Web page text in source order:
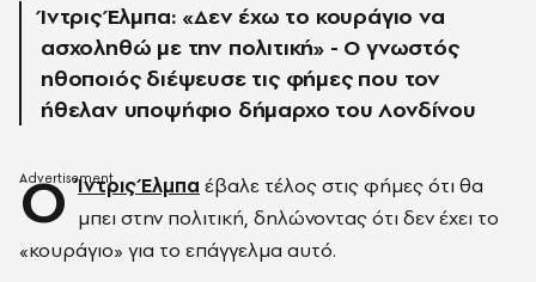
Ίντρις Έλμπα: «Δεν έχω το κουράγιο να
ασχοληθώ με την πολιτική» - Ο γνωστός
ηθοποιός διέψευσε τις φήμες που τον
ήθελαν υποψήφιο δήμαρχο του Λονδίνου
Ο Ίντρις Έλμπα έβαλε τέλος στις φήμες ότι θα
μπει στην πολιτική, δηλώνοντας ότι δεν έχει το
«κουράγιο» για το επάγγελμα αυτό.